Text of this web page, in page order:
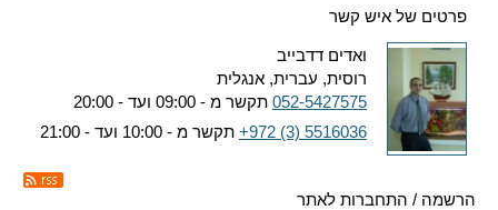
פרטים של איש קשר
ואדים דדבייב
רוסית, עברית, אנגלית
052-5427575 תקשר מ - 09:00 ועד - 20:00
+972 (3) 5516036 תקשר מ - 10:00 ועד - 21:00
הרשמה / התחברות לאתר